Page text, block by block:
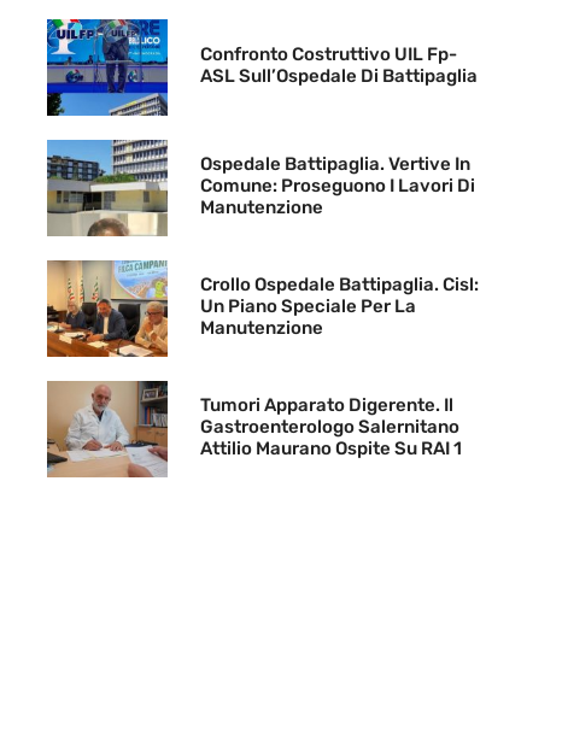
Confronto Costruttivo UIL Fp-
ASL Sull’Ospedale Di Battipaglia
Ospedale Battipaglia. Vertive In
Comune: Proseguono I Lavori Di
Manutenzione
Crollo Ospedale Battipaglia. Cisl:
Un Piano Speciale Per La
Manutenzione
Tumori Apparato Digerente. Il
Gastroenterologo Salernitano
Attilio Maurano Ospite Su RAI 1